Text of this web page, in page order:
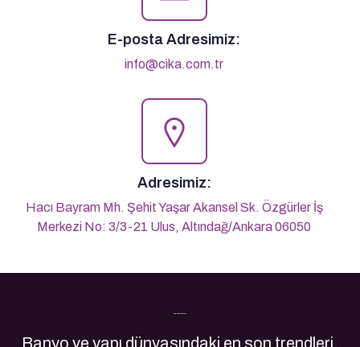
E-posta Adresimiz:
info@cika.com.tr
Adresimiz:
Hacı Bayram Mh. Şehit Yaşar Akansel Sk. Özgürler İş
Merkezi No: 3/3-21 Ulus, Altındağ/Ankara 06050
Son Yazılarımız
Banyo ve yapı dünyasındaki en son trendleri,